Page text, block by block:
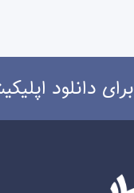
برای دانلود